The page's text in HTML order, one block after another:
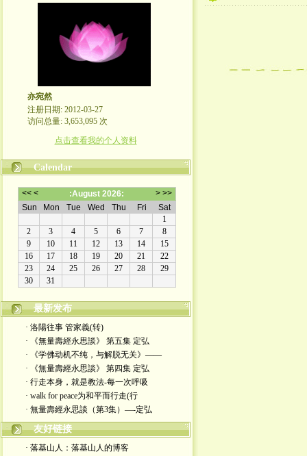
亦宛然
注册日期: 2012-03-27
访问总量: 3,653,095 次
点击查看我的个人资料
Calendar
最新发布
· 洛陽往事 管家義(转)
· 《無量壽經永思談》 第五集 定弘
· 《学佛动机不纯，与解脱无关》——
· 《無量壽經永思談》 第四集 定弘
· 行走本身，就是教法-每一次呼吸
· walk for peace为和平而行走(行
· 無量壽經永思談（第3集）—-定弘
友好链接
· 落基山人：落基山人的博客